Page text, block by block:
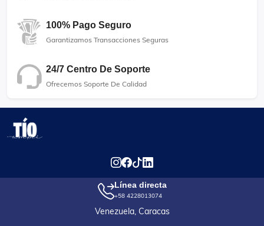
100% Pago Seguro
Garantizamos Transacciones Seguras
24/7 Centro De Soporte
Ofrecemos Soporte De Calidad
Línea directa
+58 4228013074
Venezuela, Caracas